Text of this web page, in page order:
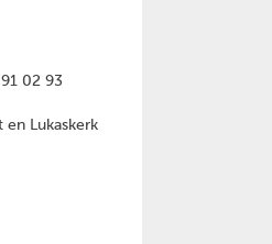
02 93
Lukaskerk